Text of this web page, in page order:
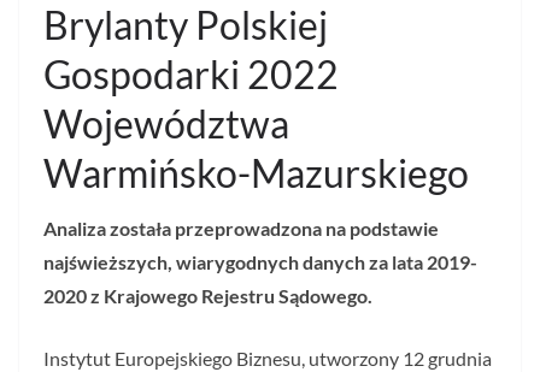
Brylanty Polskiej
Gospodarki 2022
Województwa
Warmińsko-Mazurskiego
Analiza została przeprowadzona na podstawie
najświeższych, wiarygodnych danych za lata 2019-
2020 z Krajowego Rejestru Sądowego.
Instytut Europejskiego Biznesu, utworzony 12 grudnia